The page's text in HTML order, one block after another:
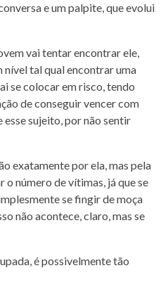
e um palpite, que evolui
vai tentar encontrar ele,
nível tal qual encontrar uma
se colocar em risco, tendo
de conseguir vencer com
esse sujeito, por não sentir
exatamente por ela, mas pela
número de vítimas, já que se
se fingir de moça
não acontece, claro, mas se
é possivelmente tão